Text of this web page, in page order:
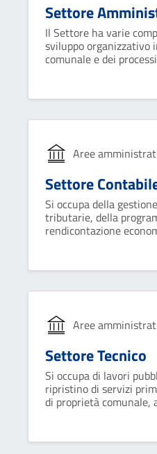
Settore
Il Settore ha varie
sviluppo
comunale e dei
organizzative dell'ente.
Aree
Settore
Si occupa della
tributarie, della
rendicontazione
economico del
Aree
Settore Tecnico
Si occupa di lavori
ripristino di servizi
di proprietà comunale,
quelle esistenti.